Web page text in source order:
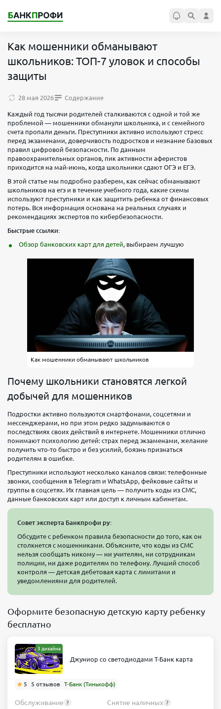
Как мошенники обманывают
школьников: ТОП-7 уловок и способы
защиты
28 мая 2026 Содержание
Каждый год тысячи родителей сталкиваются с одной и той же
проблемой — мошенники обманули школьника, и с семейного
счета пропали деньги. Преступники активно используют стресс
перед экзаменами, доверчивость подростков и незнание базовых
правил цифровой безопасности. По данным
правоохранительных органов, пик активности аферистов
приходится на май-июнь, когда школьники сдают ОГЭ и ЕГЭ.
В этой статье мы подробно разберем, как сейчас обманывают
школьников на егэ и в течение учебного года, какие схемы
используют преступники и как защитить ребенка от финансовых
потерь. Вся информация основана на реальных случаях и
рекомендациях экспертов по кибербезопасности.
Быстрые ссылки:
Обзор банковских карт для детей, выбираем лучшую
Как мошенники обманывают школьников
Почему школьники становятся легкой
добычей для мошенников
Подростки активно пользуются смартфонами, соцсетями и
мессенджерами, но при этом редко задумываются о
последствиях своих действий в интернете. Мошенники отлично
понимают психологию детей: страх перед экзаменами, желание
получить что-то быстро и без усилий, боязнь признаться
родителям в ошибке.
Преступники используют несколько каналов связи: телефонные
звонки, сообщения в Telegram и WhatsApp, фейковые сайты и
группы в соцсетях. Их главная цель — получить коды из СМС,
данные банковских карт или доступ к личным кабинетам.
Совет эксперта Банкпрофи ру:
Обсудите с ребенком правила безопасности до того, как он
столкнется с мошенниками. Объясните, что коды из СМС
нельзя сообщать никому — ни учителям, ни сотрудникам
полиции, ни даже родителям по телефону. Лучший способ
контроля — детская дебетовая карта с лимитами и
уведомлениями для родителей.
Оформите безопасную детскую карту ребенку
бесплатно
3 дизайна
Джуниор со светодиодами Т-Банк карта
5 5 отзывов Т-Банк (Тинькофф)
Обслуживание ? Снятие наличных ?